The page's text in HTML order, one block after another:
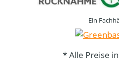
Ein
* Alle Preise